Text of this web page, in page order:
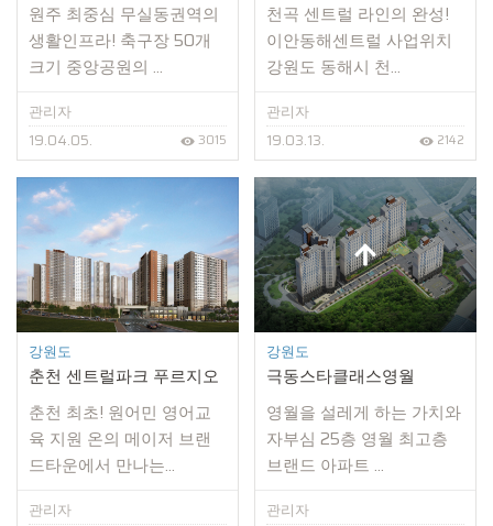
원주 최중심 무실동권역의
생활인프라! 축구장 50개
크기 중앙공원의 ...
관리자
19.04.05.
3015
천곡 센트럴 라인의 완성!
이안동해센트럴 사업위치
강원도 동해시 천...
관리자
19.03.13.
2142
강원도
춘천 센트럴파크 푸르지오
춘천 최초! 원어민 영어교
육 지원 온의 메이저 브랜
드타운에서 만나는...
관리자
강원도
극동스타클래스영월
영월을 설레게 하는 가치와
자부심 25층 영월 최고층
브랜드 아파트 ...
관리자